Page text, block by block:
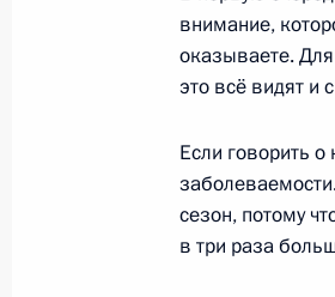
Совещание с
14 сентября 2021
внимание,
оказываете.
это всё видят и
Если говорить
сезон, потому
в три раза